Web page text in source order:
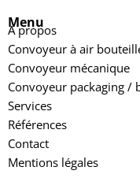
Menu
A propos
Convoyeur à air
Convoyeur mécanique
Convoyeur packaging /
Services
Références
Contact
Mentions légales